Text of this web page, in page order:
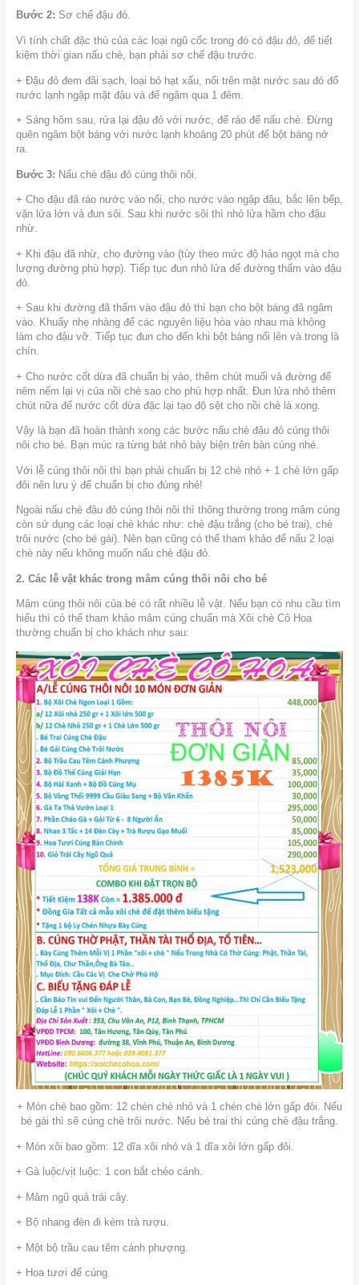
Bước 2: Sơ chế đậu đỏ.
Vì tính chất đặc thù của các loại ngũ cốc trong đó có đậu đỏ, để tiết
kiệm thời gian nấu chè, bạn phải sơ chế đậu trước.
+ Đậu đỏ đem đãi sạch, loại bỏ hạt xấu, nổi trên mặt nước sau đó đổ
nước lạnh ngập mặt đậu và để ngâm qua 1 đêm.
+ Sáng hôm sau, rửa lại đậu đỏ với nước, để ráo để nấu chè. Đừng
quên ngâm bột báng với nước lạnh khoảng 20 phút để bột báng nở
ra.
Bước 3: Nấu chè đậu đỏ cúng thôi nôi.
+ Cho đậu đã ráo nước vào nổi, cho nước vào ngập đậu, bắc lên bếp,
vặn lửa lớn và đun sôi. Sau khi nước sôi thì nhỏ lửa hầm cho đậu
nhừ.
+ Khi đậu đã nhừ, cho đường vào (tùy theo mức độ hảo ngọt mà cho
lượng đường phù hợp). Tiếp tục đun nhỏ lửa để đường thấm vào đậu
đỏ.
+ Sau khi đường đã thấm vào đậu đỏ thì bạn cho bột báng đã ngâm
vào. Khuấy nhẹ nhàng để các nguyên liệu hòa vào nhau mà không
làm cho đậu vỡ. Tiếp tục đun cho đến khi bột báng nổi lên và trong là
chín.
+ Cho nước cốt dừa đã chuẩn bị vào, thêm chút muối và đường để
nêm nếm lại vị của nồi chè sao cho phù hợp nhất. Đun lửa nhỏ thêm
chút nữa để nước cốt dừa đặc lại tạo độ sệt cho nồi chè là xong.
Vậy là bạn đã hoàn thành xong các bước nấu chè đậu đỏ cúng thôi
nôi cho bé. Bạn múc ra từng bát nhỏ bày biện trên bàn cúng nhé.
Với lễ cúng thôi nôi thì bạn phải chuẩn bị 12 chè nhỏ + 1 chè lớn gấp
đôi nên lưu ý để chuẩn bị cho đúng nhé!
Ngoài nấu chè đậu đỏ cúng thôi nôi thì thông thường trong mâm cúng
còn sử dụng các loại chè khác như: chè đậu trắng (cho bé trai), chè
trôi nước (cho bé gái). Nên bạn cũng có thể tham khảo để nấu 2 loại
chè này nếu không muốn nấu chè đậu đỏ.
2. Các lễ vật khác trong mâm cúng thôi nôi cho bé
Mâm cúng thôi nôi của bé có rất nhiều lễ vật. Nếu bạn có nhu cầu tìm
hiểu thì có thể tham khảo mâm cúng chuẩn mà Xôi chè Cô Hoa
thường chuẩn bị cho khách như sau:
+ Món chè bao gồm: 12 chén chè nhỏ và 1 chén chè lớn gấp đôi. Nếu
bé gái thì sẽ cúng chè trôi nước. Nếu bé trai thì cúng chè đậu trắng.
+ Món xôi bao gồm: 12 dĩa xôi nhỏ và 1 dĩa xôi lớn gấp đôi.
+ Gà luộc/vịt luộc: 1 con bắt chéo cánh.
+ Mâm ngũ quả trái cây.
+ Bộ nhang đèn đi kèm trà rượu.
+ Một bộ trầu cau têm cánh phượng.
+ Hoa tươi để cúng.